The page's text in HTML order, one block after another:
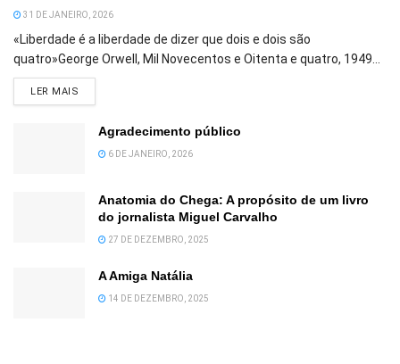
31 DE JANEIRO, 2026
«Liberdade é a liberdade de dizer que dois e dois são
quatro»George Orwell, Mil Novecentos e Oitenta e quatro, 1949...
LER MAIS
Agradecimento público
6 DE JANEIRO, 2026
Anatomia do Chega: A propósito de um livro
do jornalista Miguel Carvalho
27 DE DEZEMBRO, 2025
A Amiga Natália
14 DE DEZEMBRO, 2025